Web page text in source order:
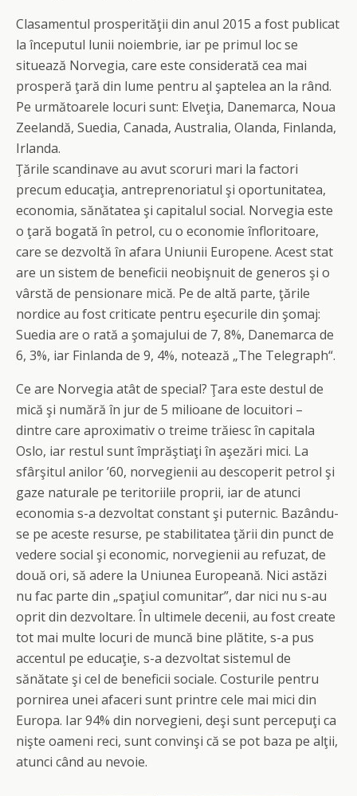
Clasamentul prosperităţii din anul 2015 a fost publicat
la începutul lunii noiembrie, iar pe primul loc se
situează Norvegia, care este considerată cea mai
prosperă ţară din lume pentru al şaptelea an la rând.
Pe următoarele locuri sunt: Elveţia, Danemarca, Noua
Zeelandă, Suedia, Canada, Australia, Olanda, Finlanda,
Irlanda.
Ţările scandinave au avut scoruri mari la factori
precum educaţia, antreprenoriatul şi oportunitatea,
economia, sănătatea şi capitalul social. Norvegia este
o ţară bogată în petrol, cu o economie înfloritoare,
care se dezvoltă în afara Uniunii Europene. Acest stat
are un sistem de beneficii neobişnuit de generos şi o
vârstă de pensionare mică. Pe de altă parte, ţările
nordice au fost criticate pentru eşecurile din şomaj:
Suedia are o rată a şomajului de 7, 8%, Danemarca de
6, 3%, iar Finlanda de 9, 4%, notează „The Telegraph“.
Ce are Norvegia atât de special? Ţara este destul de
mică şi numără în jur de 5 milioane de locuitori –
dintre care aproximativ o treime trăiesc în capitala
Oslo, iar restul sunt împrăştiaţi în aşezări mici. La
sfârşitul anilor ’60, norvegienii au descoperit petrol şi
gaze naturale pe teritoriile proprii, iar de atunci
economia s-a dezvoltat constant şi puternic. Bazându-
se pe aceste resurse, pe stabilitatea ţării din punct de
vedere social şi economic, norvegienii au refuzat, de
două ori, să adere la Uniunea Europeană. Nici astăzi
nu fac parte din „spaţiul comunitar”, dar nici nu s-au
oprit din dezvoltare. În ultimele decenii, au fost create
tot mai multe locuri de muncă bine plătite, s-a pus
accentul pe educaţie, s-a dezvoltat sistemul de
sănătate şi cel de beneficii sociale. Costurile pentru
pornirea unei afaceri sunt printre cele mai mici din
Europa. Iar 94% din norvegieni, deşi sunt percepuţi ca
nişte oameni reci, sunt convinşi că se pot baza pe alţii,
atunci când au nevoie.